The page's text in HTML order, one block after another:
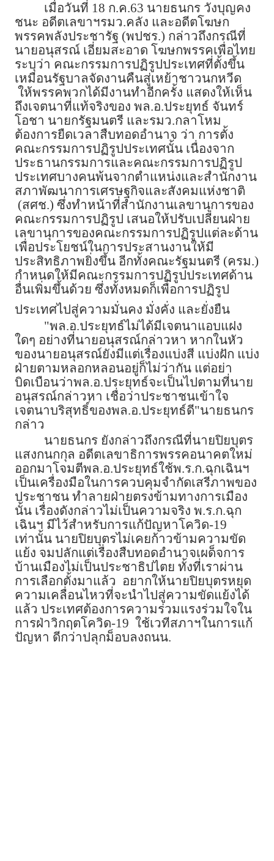
เมื่อวันที่ 18 ก.ค.63 นายธนกร วังบุญคง
ชนะ อดีตเลขาฯรมว.คลัง และอดีตโฆษก
พรรคพลังประชารัฐ (พปชร.) กล่าวถึงกรณีที่
นายอนุสรณ์ เอี่ยมสะอาด โฆษกพรรคเพื่อไทย
ระบุว่า คณะกรรมการปฏิรูปประเทศที่ตั้งขึ้น
เหมือนรัฐบาลจัดงานคืนสู่เหย้าชาวนกหวีด
ให้พรรคพวกได้มีงานทำอีกครั้ง แสดงให้เห็น
ถึงเจตนาที่แท้จริงของ พล.อ.ประยุทธ์ จันทร์
โอชา นายกรัฐมนตรี และรมว.กลาโหม
ต้องการยืดเวลาสืบทอดอำนาจ ว่า การตั้ง
คณะกรรมการปฏิรูปประเทศนั้น เนื่องจาก
ประธานกรรมการและคณะกรรมการปฏิรูป
ประเทศบางคนพ้นจากตำแหน่งและสำนักงาน
สภาพัฒนาการเศรษฐกิจและสังคมแห่งชาติ
(สศช.) ซึ่งทำหน้าที่สำนักงานเลขานุการของ
คณะกรรมการปฏิรูป เสนอให้ปรับเปลี่ยนฝ่าย
เลขานุการของคณะกรรมการปฏิรูปแต่ละด้าน
เพื่อประโยชน์ในการประสานงานให้มี
ประสิทธิภาพยิ่งขึ้น อีกทั้งคณะรัฐมนตรี (ครม.)
กำหนดให้มีคณะกรรมการปฏิรูปประเทศด้าน
อื่นเพิ่มขึ้นด้วย ซึ่งทั้งหมดก็เพื่อการปฏิรูป
ประเทศไปสู่ความมั่นคง มั่งคั่ง และยั่งยืน
"พล.อ.ประยุทธ์ไม่ได้มีเจตนาแอบแฝง
ใดๆ อย่างที่นายอนุสรณ์กล่าวหา หากในหัว
ของนายอนุสรณ์ยังมีแต่เรื่องแบ่งสี แบ่งฝัก แบ่ง
ฝ่ายตามหลอกหลอนอยู่ก็ไม่ว่ากัน แต่อย่า
บิดเบือนว่าพล.อ.ประยุทธ์จะเป็นไปตามที่นาย
อนุสรณ์กล่าวหา เชื่อว่าประชาชนเข้าใจ
เจตนาบริสุทธิ์ของพล.อ.ประยุทธ์ดี"นายธนกร
กล่าว
นายธนกร ยังกล่าวถึงกรณีที่นายปิยบุตร
แสงกนกกุล อดีตเลขาธิการพรรคอนาคตใหม่
ออกมาโจมตีพล.อ.ประยุทธ์ใช้พ.ร.ก.ฉุกเฉินฯ
เป็นเครื่องมือในการควบคุมจำกัดเสรีภาพของ
ประชาชน ทำลายฝ่ายตรงข้ามทางการเมือง
นั้น เรื่องดังกล่าวไม่เป็นความจริง พ.ร.ก.ฉุก
เฉินฯ มีไว้สำหรับการแก้ปัญหาโควิด-19
เท่านั้น นายปิยบุตรไม่เคยก้าวข้ามความขัด
แย้ง จมปลักแต่เรื่องสืบทอดอำนาจเผด็จการ
บ้านเมืองไม่เป็นประชาธิปไตย ทั้งที่เราผ่าน
การเลือกตั้งมาแล้ว อยากให้นายปิยบุตรหยุด
ความเคลื่อนไหวที่จะนำไปสู่ความขัดแย้งได้
แล้ว ประเทศต้องการความร่วมแรงร่วมใจใน
การฝ่าวิกฤตโควิด-19 ใช้เวทีสภาฯในการแก้
ปัญหา ดีกว่าปลุกม็อบลงถนน.